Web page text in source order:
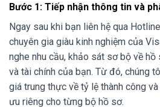
Bước 1: Tiếp nhận thông tin và
Ngay sau khi bạn liên hệ qua
chuyên gia giàu kinh nghiệm của
nghe nhu cầu, khảo sát sơ bộ về hồ
và tài chính của bạn. Từ đó, chúng
giá trung thực về tỷ lệ thành công
ưu riêng cho từng bộ hồ sơ.